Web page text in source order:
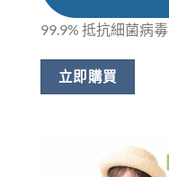
99.9% 抵抗細菌病毒
立即購買